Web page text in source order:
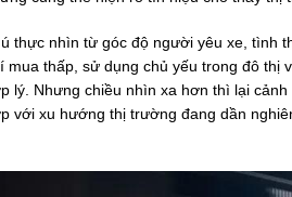
thực nhìn từ góc độ người yêu xe, tình
mua thấp, sử dụng chủ yếu trong đô thị
lý. Nhưng chiều nhìn xa hơn thì lại
với xu hướng thị trường đang dần